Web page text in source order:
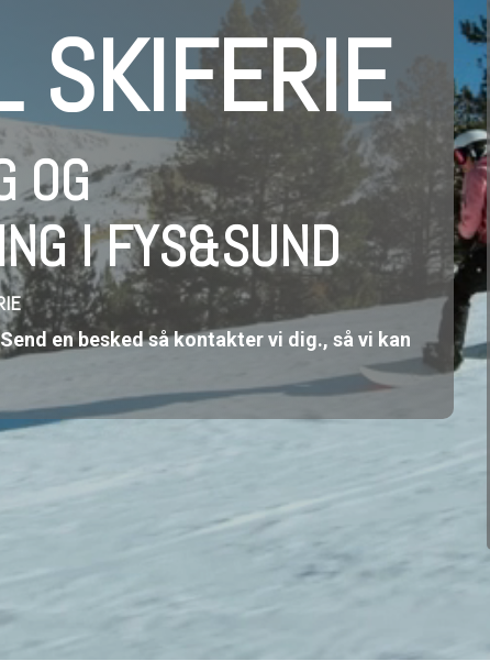
SKIFERIE
OG
I FYS&SUND
en besked så kontakter vi dig., så vi kan